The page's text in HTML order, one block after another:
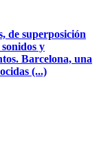
de superposición
y
Barcelona, una
(...)